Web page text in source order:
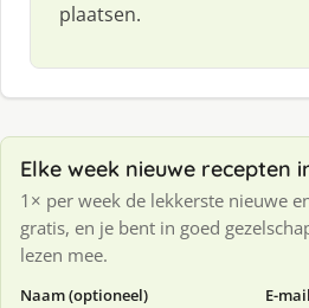
plaatsen.
Elke week nieuwe recepten
1× per week de lekkerste nieuwe
gratis, en je bent in goed
lezen mee.
Naam (optioneel) E-mail